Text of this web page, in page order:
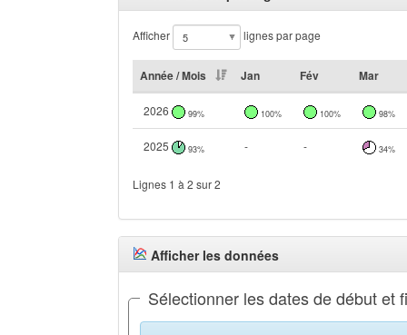
Afficher lignes par page
Année / Mois Jan Fév Mar
2026 99% 100% 100% 98%
2025 93% - - 34%
Lignes 1 à 2 sur 2
Afficher les données
Sélectionner les dates de début et